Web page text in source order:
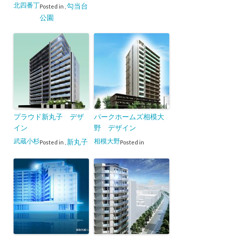
Posted in
北四番丁
勾当台
公園
プラウド新丸子 デザ
イン
Posted in
武蔵小杉 新丸子
パークホームズ相模大
野 デザイン
Posted in
相模大野